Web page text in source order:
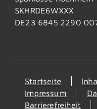
SKHRDE6WXXX
DE23 6845 2290
Startseite
Impressum
Barrierefreiheit